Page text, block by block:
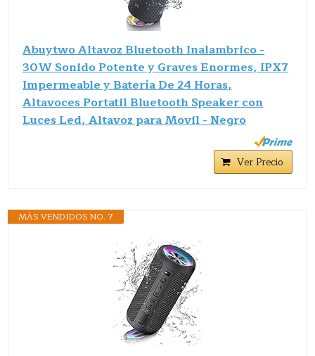
Abuytwo Altavoz Bluetooth Inalambrico -
30W Sonido Potente y Graves Enormes, IPX7
Impermeable y Batería De 24 Horas,
Altavoces Portatil Bluetooth Speaker con
Luces Led, Altavoz para Movil - Negro
Ver Precio
MÁS VENDIDOS NO. 7